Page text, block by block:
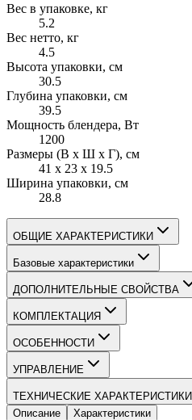
Вес в упаковке, кг
5.2
Вес нетто, кг
4.5
Высота упаковки, см
30.5
Глубина упаковки, см
39.5
Мощность блендера, Вт
1200
Размеры (В х Ш х Г), см
41 х 23 х 19.5
Ширина упаковки, см
28.8
ОБЩИЕ ХАРАКТЕРИСТИКИ
Базовые характеристики
ДОПОЛНИТЕЛЬНЫЕ СВОЙСТВА
КОМПЛЕКТАЦИЯ
ОСОБЕННОСТИ
УПРАВЛЕНИЕ
ТЕХНИЧЕСКИЕ ХАРАКТЕРИСТИКИ
Описание
Характеристики